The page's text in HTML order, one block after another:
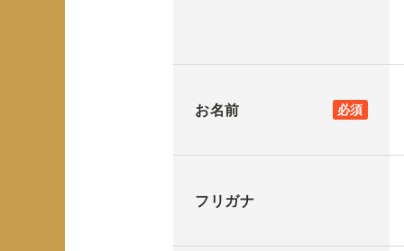
お名前 必須
フリガナ